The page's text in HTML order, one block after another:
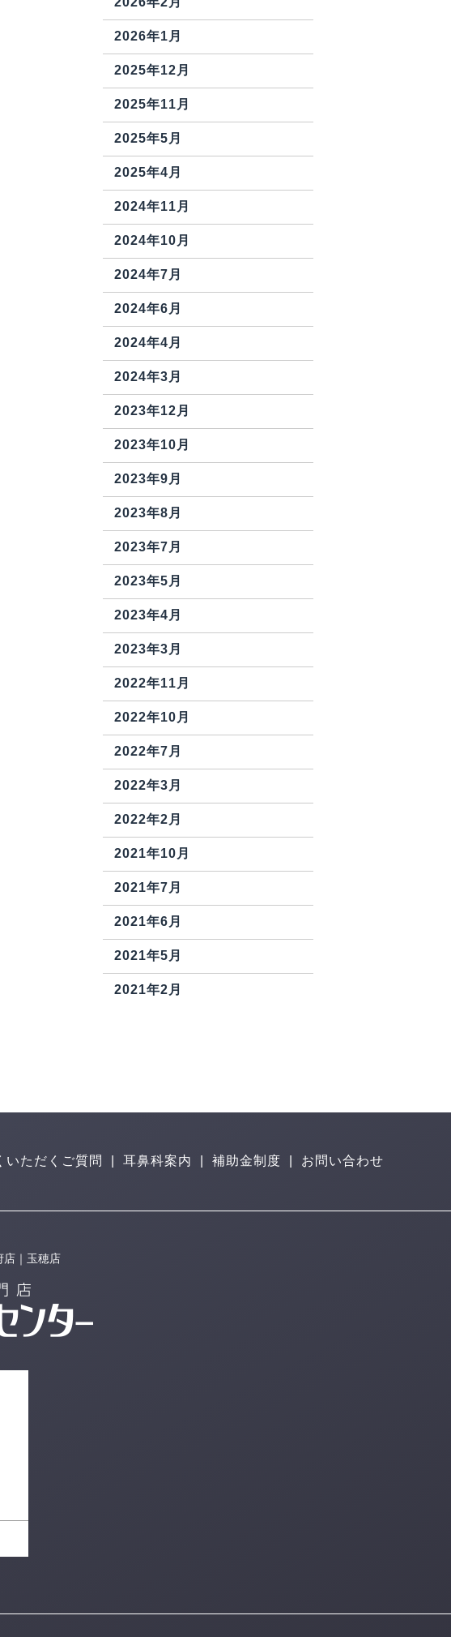
2026年1月
2025年12月
2025年11月
2025年5月
2025年4月
2024年11月
2024年10月
2024年7月
2024年6月
2024年4月
2024年3月
2023年12月
2023年10月
2023年9月
2023年8月
2023年7月
2023年5月
2023年4月
2023年3月
2022年11月
2022年10月
2022年7月
2022年3月
2022年2月
2021年10月
2021年7月
2021年6月
2021年5月
2021年2月
いただくご質問 耳鼻科案内 補助金制度 お問い合わせ
｜玉穂店